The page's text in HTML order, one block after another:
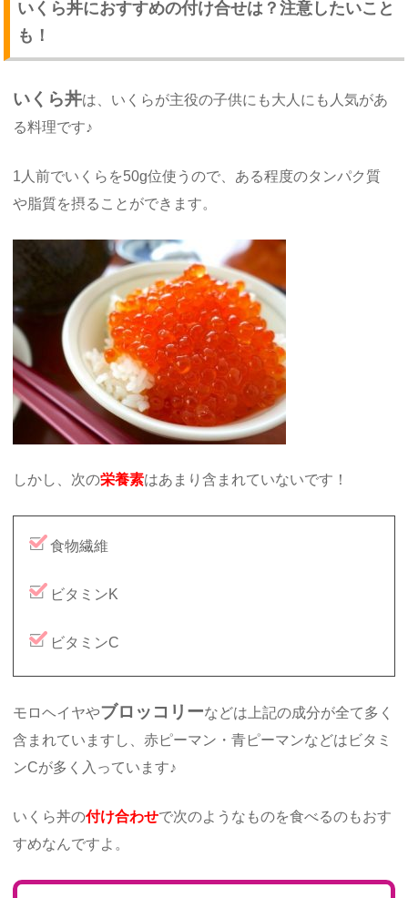
いくら丼におすすめの付け合せは？注意したいこと
も！
いくら丼は、いくらが主役の子供にも大人にも人気があ
る料理です♪
1人前でいくらを50g位使うので、ある程度のタンパク質
や脂質を摂ることができます。
しかし、次の栄養素はあまり含まれていないです！
食物繊維
ビタミンK
ビタミンC
モロヘイヤやブロッコリーなどは上記の成分が全て多く
含まれていますし、赤ピーマン・青ピーマンなどはビタミ
ンCが多く入っています♪
いくら丼の付け合わせで次のようなものを食べるのもおす
すめなんですよ。